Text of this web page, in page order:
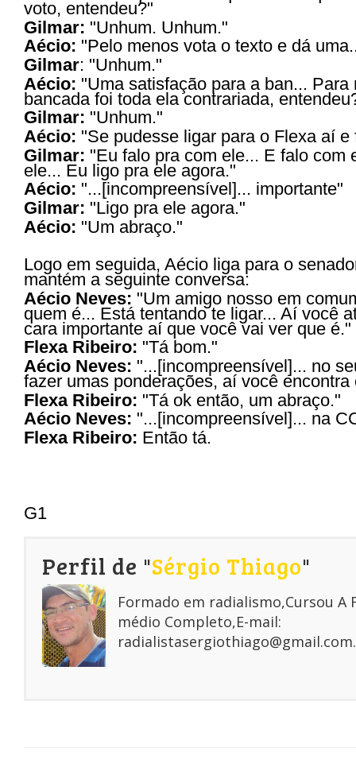
voto, entendeu?"
Gilmar: "Unhum. Unhum."
Aécio: "Pelo menos vota o texto e dá
Gilmar: "Unhum."
Aécio: "Uma satisfação para a ban... Para
bancada foi toda ela contrariada,
Gilmar: "Unhum."
Aécio: "Se pudesse ligar para o Flexa aí e
Gilmar: "Eu falo pra com ele... E falo com
ele... Eu ligo pra ele agora."
Aécio: "...[incompreensível]... importante"
Gilmar: "Ligo pra ele agora."
Aécio: "Um abraço."
Logo em seguida, Aécio liga para o
mantém a seguinte conversa:
Aécio Neves: "Um amigo nosso em
quem é... Está tentando te ligar... Aí você
cara importante aí que você vai ver que é."
Flexa Ribeiro: "Tá bom."
Aécio Neves: "...[incompreensível]... no
fazer umas ponderações, aí você
Flexa Ribeiro: "Tá ok então, um abraço."
Aécio Neves: "...[incompreensível]... na
Flexa Ribeiro: Então tá.
G1
Perfil de "Sérgio Thiago"
Formado em radialismo,Cursou A
médio Completo,E-mail:
radialistasergiothiago@gmail.com.